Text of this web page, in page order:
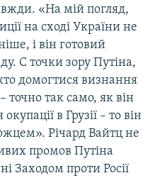
«На мій погляд,
на сході України не
і він готовий
С точки зору Путіна,
домогтися визнання
точно так само, як він
в Грузії – то він
Річард Вайтц не
промов Путіна
Заходом проти Росії